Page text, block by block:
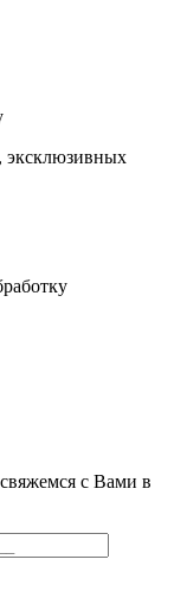
эксклюзивных
с Вами в